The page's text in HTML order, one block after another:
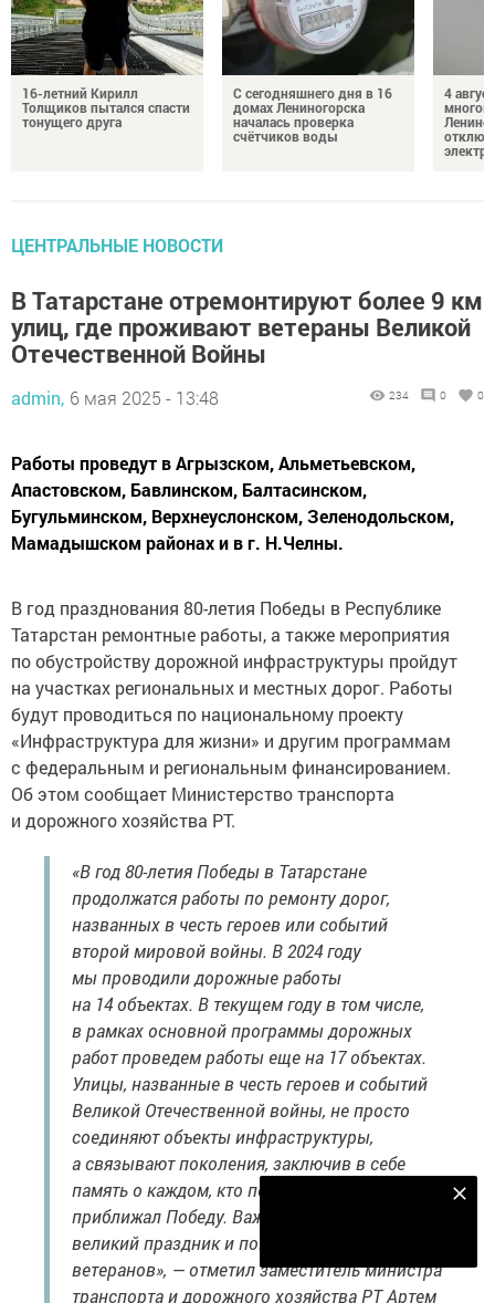
16-летний Кирилл
Толщиков пытался спасти
тонущего друга
С сегодняшнего дня в 16
домах Лениногорска
началась проверка
счётчиков воды
4
ЦЕНТРАЛЬНЫЕ НОВОСТИ
В Татарстане отремонтируют более 9 км
улиц, где проживают ветераны Великой
Отечественной Войны
admin, 6 мая 2025 - 13:48 234 0 0
Работы проведут в Агрызском, Альметьевском,
Апастовском, Бавлинском, Балтасинском,
Бугульминском, Верхнеуслонском, Зеленодольском,
Мамадышском районах и в г. Н.Челны.
В год празднования 80-летия Победы в Республике
Татарстан ремонтные работы, а также мероприятия
по обустройству дорожной инфраструктуры пройдут
на участках региональных и местных дорог. Работы
будут проводиться по национальному проекту
«Инфраструктура для жизни» и другим программам
с федеральным и региональным финансированием.
Об этом сообщает Министерство транспорта
и дорожного хозяйства РТ.
«В год 80-летия Победы в Татарстане
продолжатся работы по ремонту дорог,
названных в честь героев или событий
второй мировой войны. В 2024 году
мы проводили дорожные работы
на 14 объектах. В текущем году в том числе,
в рамках основной программы дорожных
работ проведем работы еще на 17 объектах.
Улицы, названные в честь героев и событий
Великой Отечественной войны, не просто
соединяют объекты инфраструктуры,
а связывают поколения, заключив в себе
память о каждом, кто порой ценой жизни
приближал Победу. Важно, что мы ценим наш
великий праздник и помним подвиги наших
ветеранов», — отметил заместитель министра
транспорта и дорожного хозяйства РТ Артем